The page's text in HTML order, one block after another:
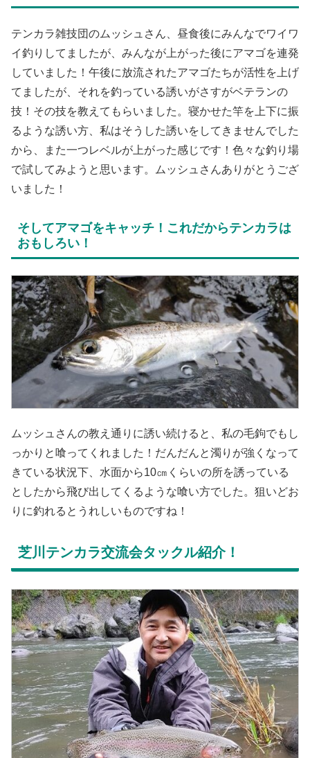
テンカラ雑技団のムッシュさん、昼食後にみんなでワイワ
イ釣りしてましたが、みんなが上がった後にアマゴを連発
していました！午後に放流されたアマゴたちが活性を上げ
てましたが、それを釣っている誘いがさすがベテランの
技！その技を教えてもらいました。寝かせた竿を上下に振
るような誘い方、私はそうした誘いをしてきませんでした
から、また一つレベルが上がった感じです！色々な釣り場
で試してみようと思います。ムッシュさんありがとうござ
いました！
そしてアマゴをキャッチ！これだからテンカラは
おもしろい！
ムッシュさんの教え通りに誘い続けると、私の毛鉤でもし
っかりと喰ってくれました！だんだんと濁りが強くなって
きている状況下、水面から10㎝くらいの所を誘っている
としたから飛び出してくるような喰い方でした。狙いどお
りに釣れるとうれしいものですね！
芝川テンカラ交流会タックル紹介！